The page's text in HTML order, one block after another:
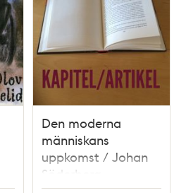
Den moderna
människans
uppkomst / Johan
Söderberg